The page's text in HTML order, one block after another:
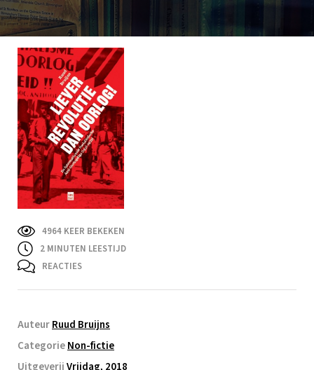
4964 KEER BEKEKEN
2 MINUTEN LEESTIJD
REACTIES
AuteurRuud Bruijns
CategorieNon-fictie
UitgeverijVrijdag, 2018